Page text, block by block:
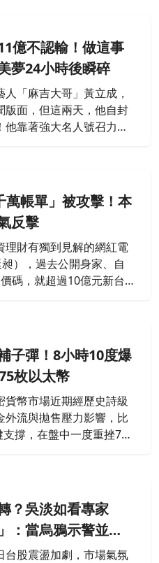
忍痛砍倉認賠3000多萬
徹底脫手之後，彷彿解
8）日盤中最高甚至一
直
億不認輸！做這事
夢24小時後瞬碎
「麻吉大哥」黃立成，
版面，但這兩天，他自封
他靠著強大名人號召力在
、無情閃崩打回原形，
萬帳單」被攻擊！本
反擊
理財有獨到見解的網紅電
），過去公開身家、自
碼，就超過10億元新台
文章並霸氣回擊了。
子彈！8小時10度爆
枚以太幣
幣市場近期經歷史詩級
外流與拋售壓力影響，比
撐，在盤中一度重挫7%
附近展開攻防，但目前價
且在技術圖表上已形成
可能面臨進一步的下跌
？吳淡如看專家
：當烏鴉示警並不
台股震盪加劇，市場氣氛